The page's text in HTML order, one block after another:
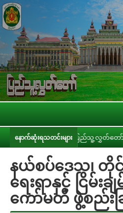
နောက်ဆုံးရသတင်းများ
နှိုင်းခြင်း ပြည်သူ့လွှတ်တော်ဥက္ကဋ္ဌ
နယ်စပ်ဒေသ၊ တိုင်
ရေးရာနှင့် ငြိမ်းချ
ကော်မတီ ဖွဲ့စည်းခ